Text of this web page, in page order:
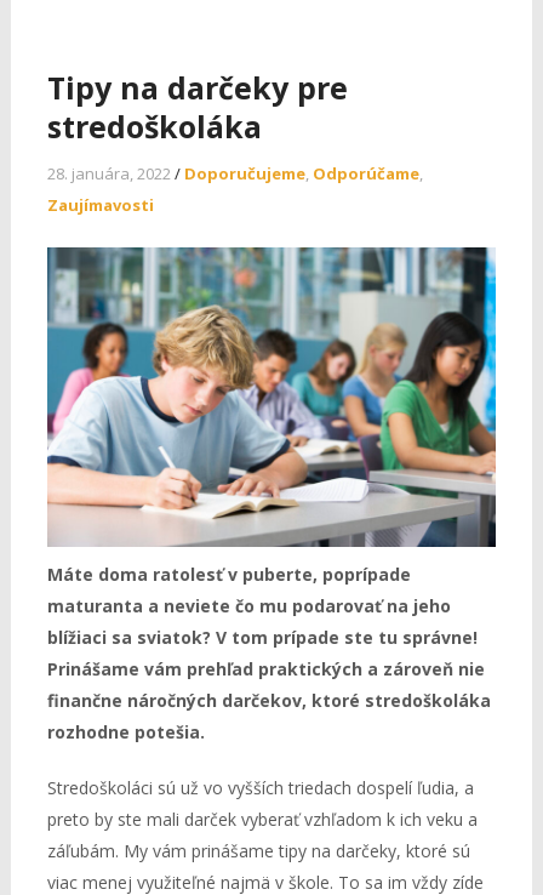
Tipy na darčeky pre
stredoškoláka
28. januára, 2022/ Doporučujeme, Odporúčame,
Zaujímavosti
Máte doma ratolesť v puberte, poprípade
maturanta a neviete čo mu podarovať na jeho
blížiaci sa sviatok? V tom prípade ste tu správne!
Prinášame vám prehľad praktických a zároveň nie
finančne náročných darčekov, ktoré stredoškoláka
rozhodne potešia.
Stredoškoláci sú už vo vyšších triedach dospelí ľudia, a
preto by ste mali darček vyberať vzhľadom k ich veku a
záľubám. My vám prinášame tipy na darčeky, ktoré sú
viac menej využiteľné najmä v škole. To sa im vždy zíde